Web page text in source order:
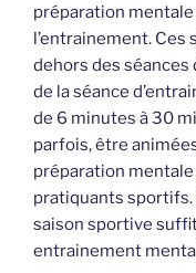
préparation mentale
l’entrainement. Ces
dehors des
de la séance
de 6 minutes à 30
parfois, être
préparation
pratiquants sportifs.
saison sportive
entrainement